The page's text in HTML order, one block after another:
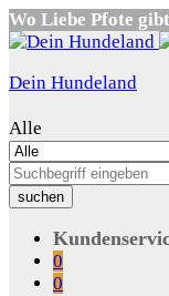
Wo Liebe Pfote gibt
Dein Hundeland
Alle
suchen
0
0